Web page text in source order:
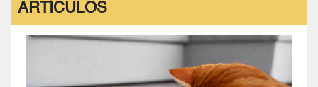
ARTÍCULOS